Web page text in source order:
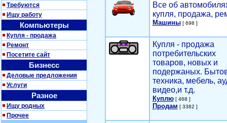
Требуются
Ищу работу
Компьютеры
Купля - продажа
Ремонт
Посетите сайт
Бизнесс
Деловые предложения
Услуги
Разное
Ищу родных
Прочее
Все об
купля, продажа,
Машины[ 698 ]
Купля - продажа
потребительских
товаров, новых и
подержаных.
техника, мебель,
видео,и т.д.
Куплю[ 468 ]
Продам [ 3382 ]